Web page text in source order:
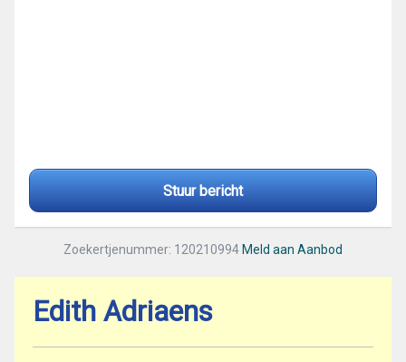
Stuur bericht
Zoekertjenummer: 120210994 Meld aan Aanbod
Edith Adriaens